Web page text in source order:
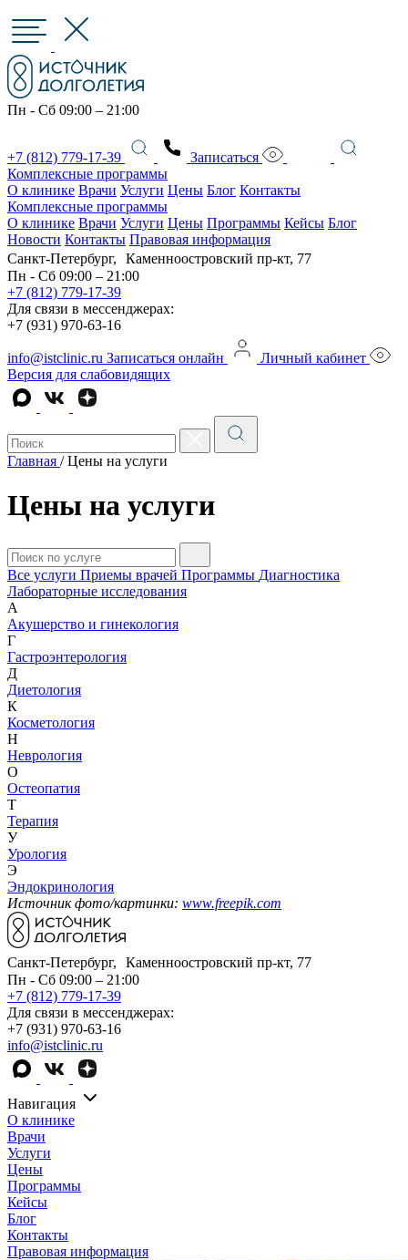
Пн - Сб 09:00 – 21:00
+7 (812) 779-17-39
Записаться
Комплексные программы
О клинике Врачи Услуги Цены Блог Контакты
Комплексные программы
О клинике Врачи Услуги Цены Программы Кейсы Блог
Новости Контакты Правовая информация
Санкт-Петербург, Каменноостровский пр-кт, 77
Пн - Сб 09:00 – 21:00
+7 (812) 779-17-39
Для связи в мессенджерах:
+7 (931) 970-63-16
info@istclinic.ru Записаться онлайн
Личный кабинет
Версия для слабовидящих
Главная / Цены на услуги
Цены на услуги
Все услуги Приемы врачей Программы Диагностика
Лабораторные исследования
А
Акушерство и гинекология
Г
Гастроэнтерология
Д
Диетология
К
Косметология
Н
Неврология
О
Остеопатия
Т
Терапия
У
Урология
Э
Эндокринология
Источник фото/картинки: www.freepik.com
Санкт-Петербург, Каменноостровский пр-кт, 77
Пн - Сб 09:00 – 21:00
+7 (812) 779-17-39
Для связи в мессенджерах:
+7 (931) 970-63-16
info@istclinic.ru
Навигация
О клинике
Врачи
Услуги
Цены
Программы
Кейсы
Блог
Контакты
Правовая информация